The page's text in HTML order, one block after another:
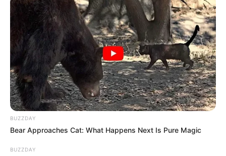
BUZZDAY
Bear Approaches Cat: What Happens Next Is Pure Magic
BUZZDAY